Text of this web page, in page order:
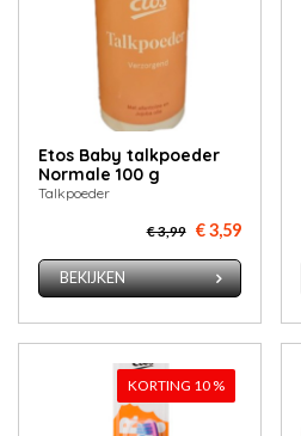
Etos Ba­by talk­poe­der
Normale 100 g
Talkpoeder
€ 3,99 € 3,59
BEKIJKEN
KORTING 10 %